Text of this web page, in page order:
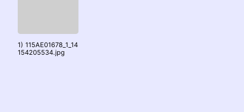
1) 115AE01678_1_14
154205534.jpg